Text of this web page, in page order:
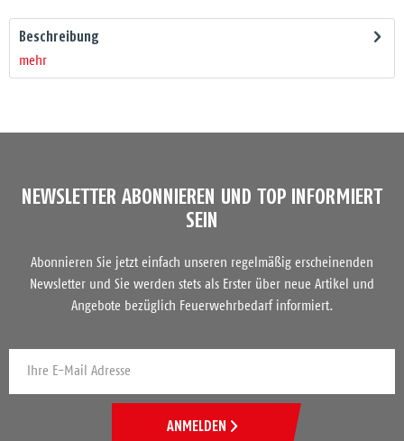
Beschreibung
mehr
NEWSLETTER ABONNIEREN UND TOP INFORMIERT
SEIN
Abonnieren Sie jetzt einfach unseren regelmäßig erscheinenden
Newsletter und Sie werden stets als Erster über neue Artikel und
Angebote bezüglich Feuerwehrbedarf informiert.
ANMELDEN